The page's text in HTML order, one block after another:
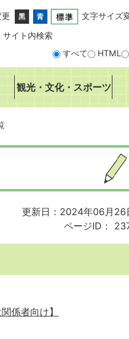
文字サイズ
サイト内検索
すべて
HTML
観光・文化・スポーツ
更新日：2024年06月26
ページID：
係者向け】